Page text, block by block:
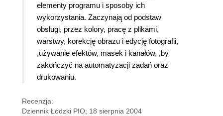
elementy programu i sposoby ich
wykorzystania. Zaczynają od podstaw
obsługi, przez kolory, pracę z plikami,
warstwy, korekcję obrazu i edycję fotografii,
,używanie efektów, masek i kanałów, ,by
zakończyć na automatyzacji zadań oraz
drukowaniu.
Recenzja:
Dziennik Łódzki PIO; 18 sierpnia 2004